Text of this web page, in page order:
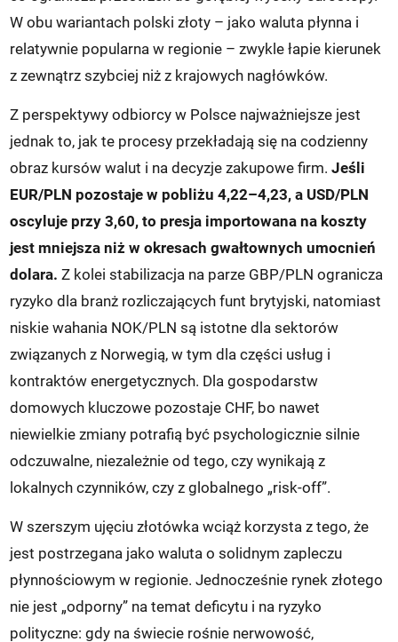
W obu wariantach polski złoty – jako waluta płynna i
relatywnie popularna w regionie – zwykle łapie kierunek
z zewnątrz szybciej niż z krajowych nagłówków.
Z perspektywy odbiorcy w Polsce najważniejsze jest
jednak to, jak te procesy przekładają się na codzienny
obraz kursów walut i na decyzje zakupowe firm.Jeśli
EUR/PLN pozostaje w pobliżu 4,22–4,23, a USD/PLN
oscyluje przy 3,60, to presja importowana na koszty
jest mniejsza niż w okresach gwałtownych umocnień
dolara. Z kolei stabilizacja na parze GBP/PLN ogranicza
ryzyko dla branż rozliczających funt brytyjski, natomiast
niskie wahania NOK/PLN są istotne dla sektorów
związanych z Norwegią, w tym dla części usług i
kontraktów energetycznych. Dla gospodarstw
domowych kluczowe pozostaje CHF, bo nawet
niewielkie zmiany potrafią być psychologicznie silnie
odczuwalne, niezależnie od tego, czy wynikają z
lokalnych czynników, czy z globalnego „risk-off”.
W szerszym ujęciu złotówka wciąż korzysta z tego, że
jest postrzegana jako waluta o solidnym zapleczu
płynnościowym w regionie. Jednocześnie rynek złotego
nie jest „odporny” na temat deficytu i na ryzyko
polityczne: gdy na świecie rośnie nerwowość,